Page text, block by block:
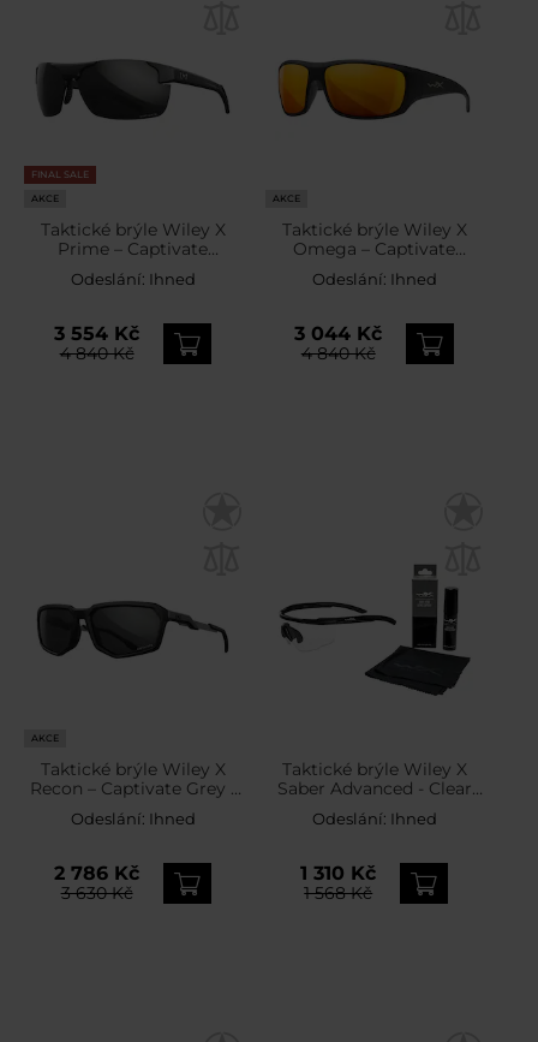
FINAL SALE
AKCE
Taktické brýle Wiley X
Prime – Captivate
Polarized Black Mirror /
Matte Black
Odeslání: Ihned
3 554 Kč
4 840 Kč
AKCE
Taktické brýle Wiley X
Omega – Captivate
Polarized Bronze Mirror /
Matte Black
Odeslání: Ihned
3 044 Kč
4 840 Kč
AKCE
Taktické brýle Wiley X
Recon – Captivate Grey /
Matte Black
Odeslání: Ihned
2 786 Kč
3 630 Kč
Taktické brýle Wiley X
Saber Advanced - Clear
Matte Black + Anti-Fog
Cleaner Kit - sada
Odeslání: Ihned
1 310 Kč
1 568 Kč